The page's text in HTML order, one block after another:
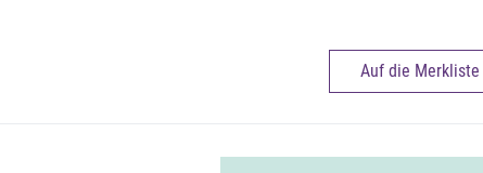
Auf die Merkliste